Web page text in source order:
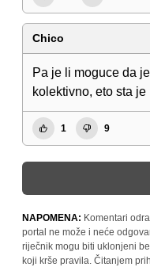
Chico
Pa je li moguce da
kolektivno, eto sta
1 9
NAPOMENA: Komentari
portal ne može i neće
riječnik mogu biti uklonjeni
koji krše pravila. Čitanjem